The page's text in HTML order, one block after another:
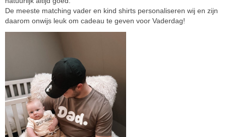
De meeste matching vader en kind shirts personaliseren wij en zijn
daarom onwijs leuk om cadeau te geven voor Vaderdag!